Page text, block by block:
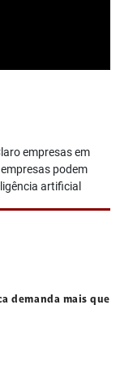
empresas em
podem
artificial
demanda mais que